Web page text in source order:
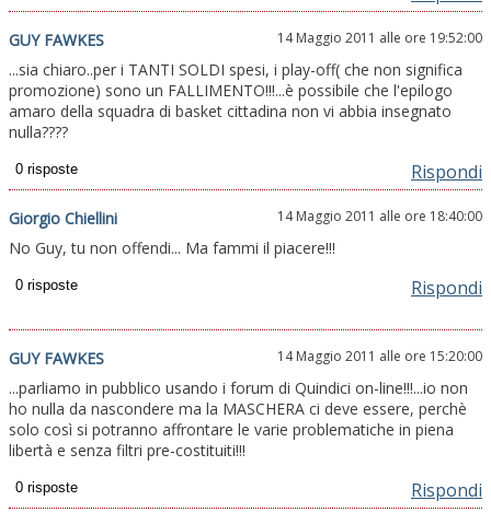
GUY FAWKES 14 Maggio 2011 alle ore 19:52:00
...sia chiaro..per i TANTI SOLDI spesi, i play-off( che non significa
promozione) sono un FALLIMENTO!!!...è possibile che l'epilogo
amaro della squadra di basket cittadina non vi abbia insegnato
nulla????
Rispondi
Giorgio Chiellini 14 Maggio 2011 alle ore 18:40:00
No Guy, tu non offendi... Ma fammi il piacere!!!
Rispondi
GUY FAWKES 14 Maggio 2011 alle ore 15:20:00
...parliamo in pubblico usando i forum di Quindici on-line!!!...io non
ho nulla da nascondere ma la MASCHERA ci deve essere, perchè
solo così si potranno affrontare le varie problematiche in piena
libertà e senza filtri pre-costituiti!!!
Rispondi